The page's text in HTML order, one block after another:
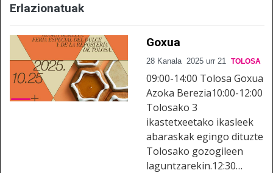
Erlazionatuak
Goxua
28 Kanala 2025 urr 21 TOLOSA
09:00-14:00 Tolosa Goxua
Azoka Berezia10:00-12:00
Tolosako 3
ikastetxeetako ikasleek
abaraskak egingo dituzte
Tolosako gozogileen
laguntzarekin.12:30…